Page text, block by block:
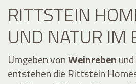
RITTSTEIN
UND NATUR IM
Umgeben vonWeinrebenund
entstehen die Rittstein